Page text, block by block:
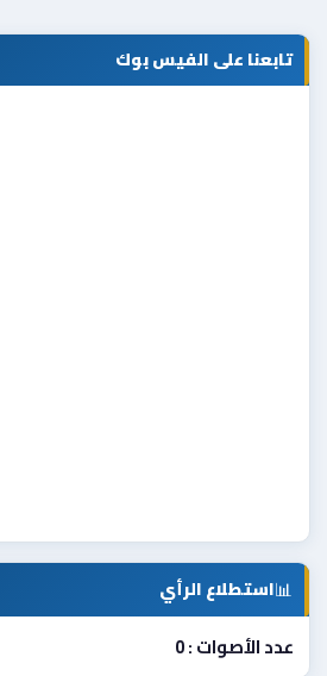
تابعنا على الفيس بوك
📊استطلاع الرأي
عدد الأصوات : 0